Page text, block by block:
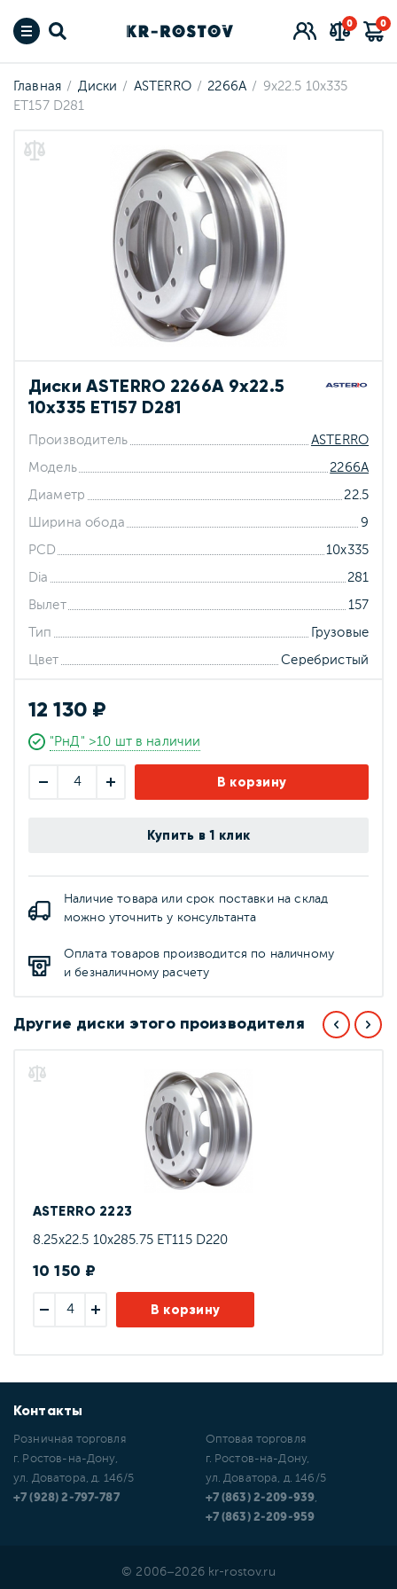
0 0
Главная Диски ASTERRO 2266А
9x22.5 10x335
ET157 D281
Диски ASTERRO 2266А 9x22.5
10x335 ET157 D281
Производитель ASTERRO
Модель 2266А
Диаметр 22.5
Ширина обода 9
PCD 10x335
Dia 281
Вылет 157
Тип Грузовые
Цвет Серебристый
12 130 ₽
"РнД" >10 шт в наличии
В корзину
Купить в 1 клик
Наличие товара или срок поставки на склад
можно уточнить у консультанта
Оплата товаров производится по наличному
и безналичному расчету
Другие диски этого производителя
ASTERRO 2223
8.25x22.5 10x285.75 ET115 D220
10 150 ₽
В корзину
Контакты
Розничная торговля
г. Ростов-на-Дону,
ул. Доватора, д. 146/5
+7 (928) 2-797-787
Оптовая торговля
г. Ростов-на-Дону,
ул. Доватора, д. 146/5
+7 (863) 2-209-939,
+7 (863) 2-209-959
© 2006–2026 kr-rostov.ru